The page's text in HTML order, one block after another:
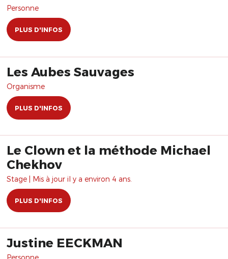
Personne
PLUS D'INFOS
Les Aubes Sauvages
Organisme
PLUS D'INFOS
Le Clown et la méthode Michael
Chekhov
Stage | Mis à jour il y a environ 4 ans.
PLUS D'INFOS
Justine EECKMAN
Personne